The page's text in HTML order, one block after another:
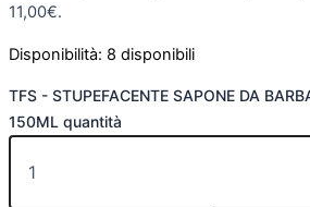
11,00€.
Disponibilità: 8 disponibili
TFS - STUPEFACENTE SAPONE DA
150ML quantità